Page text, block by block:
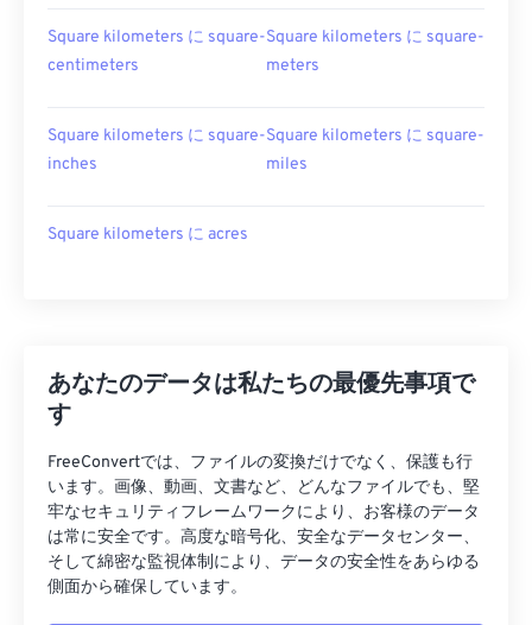
Square kilometers に square-
centimeters
Square kilometers に square-
meters
Square kilometers に square-
inches
Square kilometers に square-
miles
Square kilometers に acres
あなたのデータは私たちの最優先事項で
す
FreeConvertでは、ファイルの変換だけでなく、保護も行
います。画像、動画、文書など、どんなファイルでも、堅
牢なセキュリティフレームワークにより、お客様のデータ
は常に安全です。高度な暗号化、安全なデータセンター、
そして綿密な監視体制により、データの安全性をあらゆる
側面から確保しています。